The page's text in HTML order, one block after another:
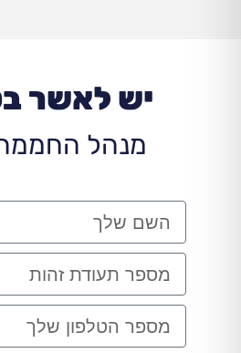
יש לאשר
מנהל החממה